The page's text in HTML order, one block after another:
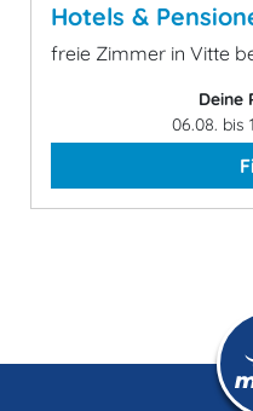
Hotels &
freie Zimmer in Vitte
Deine
06.08. bis